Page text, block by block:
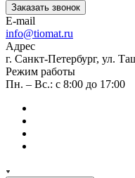
Заказать звонок
E-mail
info@tiomat.ru
Адрес
г. Санкт-Петербург, ул.
Режим работы
Пн. – Вс.: с 8:00 до 17:00